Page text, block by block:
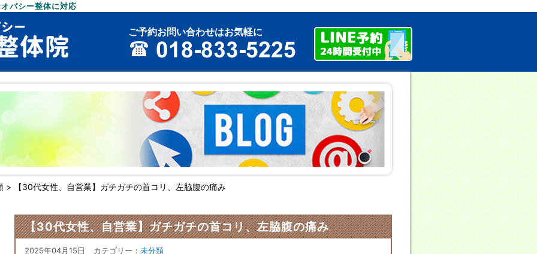
パシー整体に対応
ご予約お問い合わせはお気軽に
> 【30代女性、自営業】ガチガチの首コリ、左脇腹の痛み
【30代女性、自営業】ガチガチの首コリ、左脇腹の痛み
2025年04月15日 カテゴリー： 未分類